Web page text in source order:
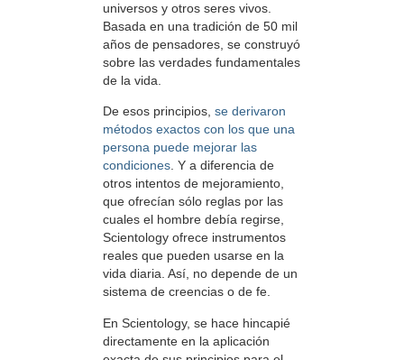
universos y otros seres vivos.
Basada en una tradición de 50 mil
años de pensadores, se construyó
sobre las verdades fundamentales
de la vida.
De esos principios, se derivaron
métodos exactos con los que una
persona puede mejorar las
condiciones. Y a diferencia de
otros intentos de mejoramiento,
que ofrecían sólo reglas por las
cuales el hombre debía regirse,
Scientology ofrece instrumentos
reales que pueden usarse en la
vida diaria. Así, no depende de un
sistema de creencias o de fe.
En Scientology, se hace hincapié
directamente en la aplicación